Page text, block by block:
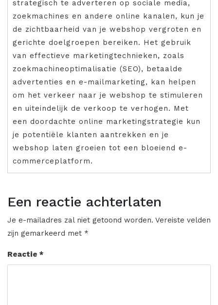
strategisch te adverteren op sociale media,
zoekmachines en andere online kanalen, kun je
de zichtbaarheid van je webshop vergroten en
gerichte doelgroepen bereiken. Het gebruik
van effectieve marketingtechnieken, zoals
zoekmachineoptimalisatie (SEO), betaalde
advertenties en e-mailmarketing, kan helpen
om het verkeer naar je webshop te stimuleren
en uiteindelijk de verkoop te verhogen. Met
een doordachte online marketingstrategie kun
je potentiële klanten aantrekken en je
webshop laten groeien tot een bloeiend e-
commerceplatform.
Een reactie achterlaten
Je e-mailadres zal niet getoond worden. Vereiste velden
zijn gemarkeerd met *
Reactie *